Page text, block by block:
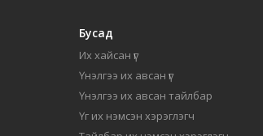
Бусад
Их хайсан үг
Үнэлгээ их авсан үг
Үнэлгээ их авсан тайлбар
Үг их нэмсэн хэрэглэгч